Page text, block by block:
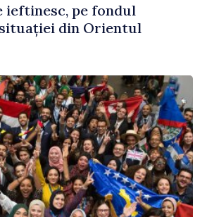
ieftinesc, pe fondul
din Orientul